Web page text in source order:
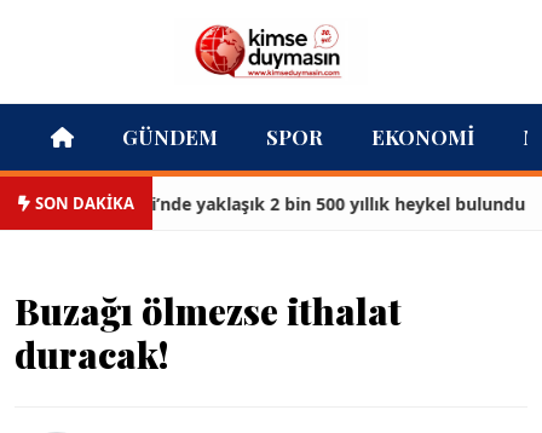
GÜNDEM SPOR EKONOMI
SON DAKİKA
Antik Kenti’nde yaklaşık 2 bin 500 yıllık heykel bulundu
Buzağı ölmezse ithalat
duracak!